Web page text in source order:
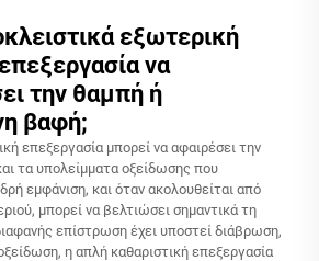
εξωτερική
να
την θαμπή ή
βαφή;
επεξεργασία μπορεί να αφαιρέσει την
τα υπολείμματα οξείδωσης που
εμφάνιση, και όταν ακολουθείται από
μπορεί να βελτιώσει σημαντικά τη
επίστρωση έχει υποστεί διάβρωση,
η απλή καθαριστική επεξεργασία